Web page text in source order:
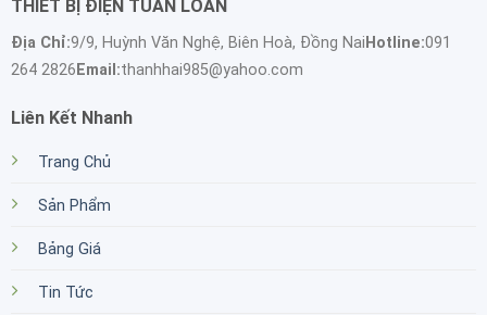
THIẾT BỊ ĐIỆN TUẤN LOAN
Địa Chỉ:9/9, Huỳnh Văn Nghệ, Biên Hoà, Đồng Nai Hotline:091
264 2826 Email:thanhhai985@yahoo.com
Liên Kết Nhanh
Trang Chủ
Sản Phẩm
Bảng Giá
Tin Tức